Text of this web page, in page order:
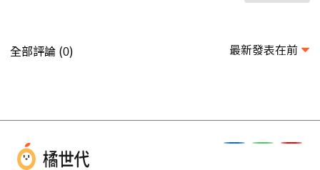
全部評論 (0) 最新發表在前